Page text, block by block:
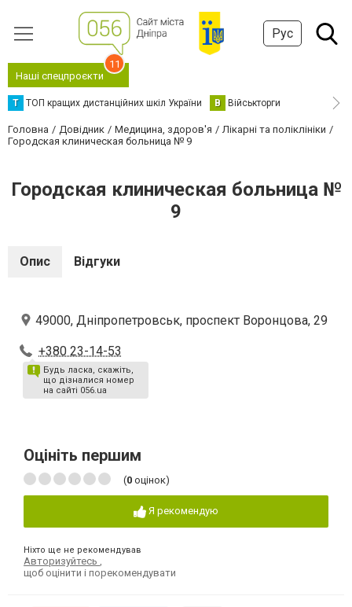
Рус
Наші спецпроєкти
11
Т ТОП кращих дистанційних шкіл України В Військторги
Головна Довідник Медицина, здоров'я
Лікарні та поліклініки
Городская клиническая больница № 9
Городская клиническая больница №
9
Опис Відгуки
49000, Дніпропетровськ, проспект Воронцова, 29
+380 23-14-53
Будь ласка, скажіть,
що дізналися номер
на сайті 056.ua
Оцініть першим
(0 оцінок)
Я рекомендую
Ніхто ще не рекомендував
Авторизуйтесь
щоб оцінити і порекомендувати